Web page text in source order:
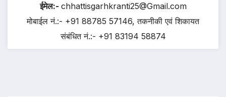
ईमेल:- chhattisgarhkranti25@Gmail.com
मोबाईल नं.:- +91 88785 57146, तकनीकी एवं शिकायत
संबंधित नं.:- +91 83194 58874